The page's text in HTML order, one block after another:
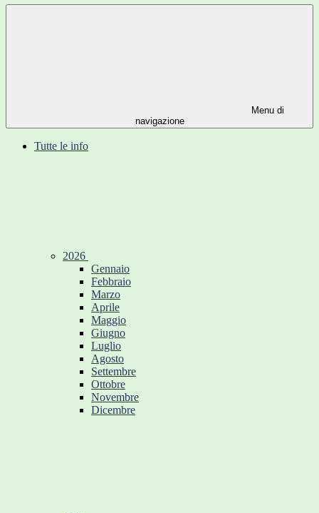
Menu di
navigazione
Tutte le info
2026
Gennaio
Febbraio
Marzo
Aprile
Maggio
Giugno
Luglio
Agosto
Settembre
Ottobre
Novembre
Dicembre